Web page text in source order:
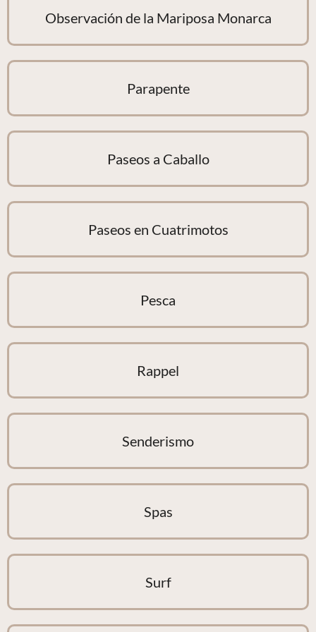
Observación de la Mariposa Monarca
Parapente
Paseos a Caballo
Paseos en Cuatrimotos
Pesca
Rappel
Senderismo
Spas
Surf